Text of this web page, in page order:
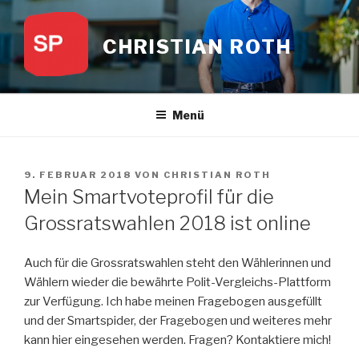
Zum
Inhalt
springen
CHRISTIAN ROTH
Menü
VERÖFFENTLICHT
AM
9. FEBRUAR 2018 VON CHRISTIAN ROTH
Mein Smartvoteprofil für die
Grossratswahlen 2018 ist online
Auch für die Grossratswahlen steht den Wählerinnen und
Wählern wieder die bewährte Polit-Vergleichs-Plattform
zur Verfügung. Ich habe meinen Fragebogen ausgefüllt
und der Smartspider, der Fragebogen und weiteres mehr
kann hier eingesehen werden. Fragen? Kontaktiere mich!